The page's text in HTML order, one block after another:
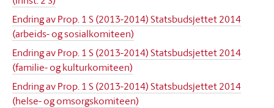
Endring av Prop. 1 S (2013-2014) Statsbudsjettet 2014
(arbeids- og sosialkomiteen)
Endring av Prop. 1 S (2013-2014) Statsbudsjettet 2014
(familie- og kulturkomiteen)
Endring av Prop. 1 S (2013-2014) Statsbudsjettet 2014
(helse- og omsorgskomiteen)